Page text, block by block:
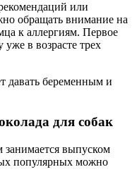
или
обращать внимание на
к аллергиям. Первое
в возрасте трех
давать беременным и
для собак
выпуском
популярных можно